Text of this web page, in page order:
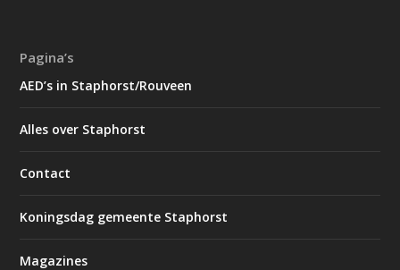
Pagina’s
AED’s in Staphorst/Rouveen
Alles over Staphorst
Contact
Koningsdag gemeente Staphorst
Magazines